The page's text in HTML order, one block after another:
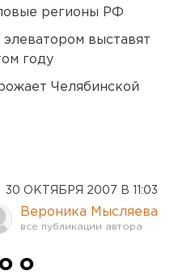
регионы РФ
выставят
году
Челябинской
30 ОКТЯБРЯ 2007 В 11:03
Вероника Мысляева
о